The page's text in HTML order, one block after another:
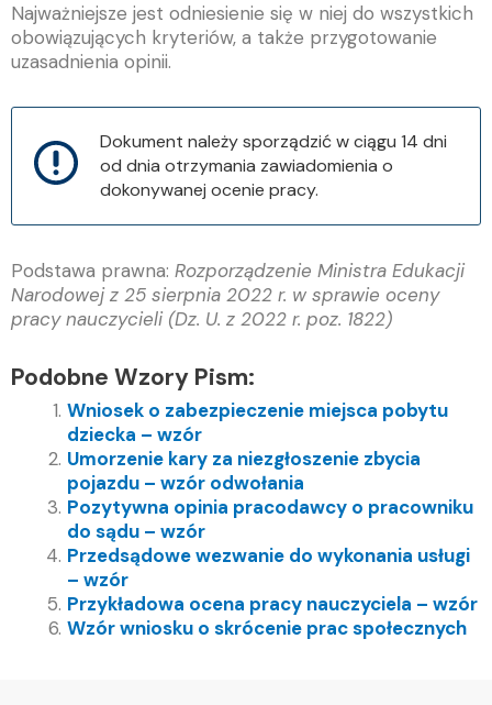
Najważniejsze jest odniesienie się w niej do wszystkich
obowiązujących kryteriów, a także przygotowanie
uzasadnienia opinii.
Dokument należy sporządzić w ciągu 14 dni
od dnia otrzymania zawiadomienia o
dokonywanej ocenie pracy.
Podstawa prawna: Rozporządzenie Ministra Edukacji
Narodowej z 25 sierpnia 2022 r. w sprawie oceny
pracy nauczycieli (Dz. U. z 2022 r. poz. 1822)
Podobne Wzory Pism:
Wniosek o zabezpieczenie miejsca pobytu
dziecka – wzór
Umorzenie kary za niezgłoszenie zbycia
pojazdu – wzór odwołania
Pozytywna opinia pracodawcy o pracowniku
do sądu – wzór
Przedsądowe wezwanie do wykonania usługi
– wzór
Przykładowa ocena pracy nauczyciela – wzór
Wzór wniosku o skrócenie prac społecznych